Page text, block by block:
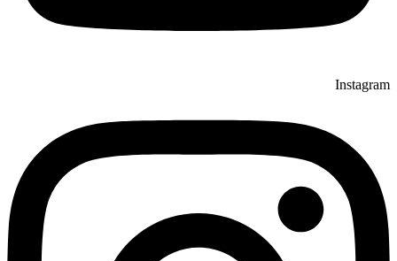
Instagram